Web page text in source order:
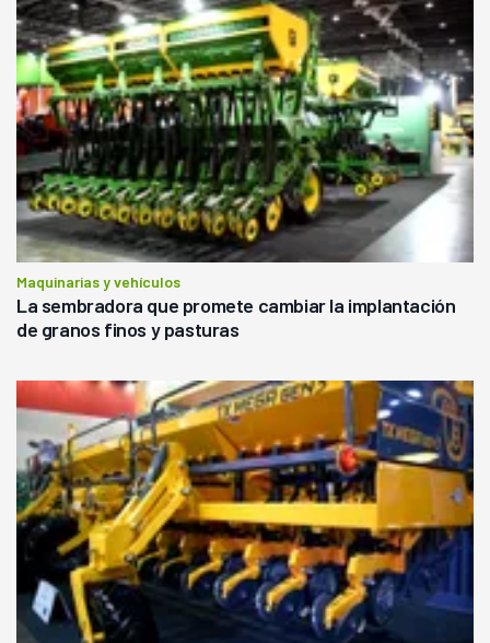
Maquinarias y vehículos
La sembradora que promete cambiar la implantación
de granos finos y pasturas